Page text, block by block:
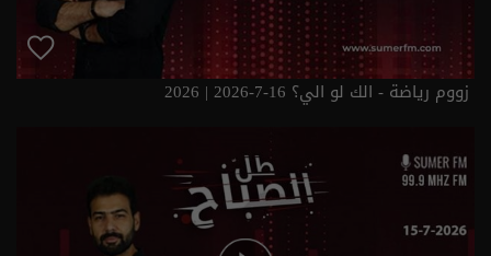
زووم رياضة - الك لو الي؟ 16-7-2026 | 2026